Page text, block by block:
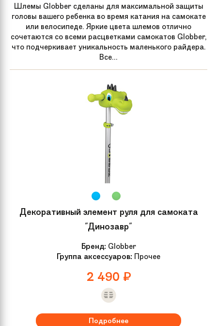
Шлемы Globber сделаны для максимальной защиты
головы вашего ребенка во время катания на самокате
или велосипеде. Яркие цвета шлемов отлично
сочетаются со всеми расцветками самокатов Globber,
что подчеркивает уникальность маленького райдера.
Все...
Декоративный элемент руля для самоката
"Динозавр"
Бренд: Globber
Группа аксессуаров: Прочее
2 490 ₽
Подробнее